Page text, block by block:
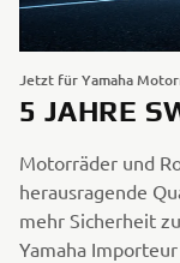
Jetzt für Yamaha
5 JAHRE
Motorräder und
herausragende
mehr Sicherheit
Yamaha